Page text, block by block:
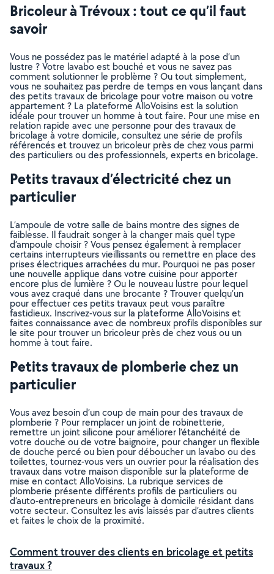
Bricoleur à Trévoux : tout ce qu’il faut
savoir
Vous ne possédez pas le matériel adapté à la pose d’un
lustre ? Votre lavabo est bouché et vous ne savez pas
comment solutionner le problème ? Ou tout simplement,
vous ne souhaitez pas perdre de temps en vous lançant dans
des petits travaux de bricolage pour votre maison ou votre
appartement ? La plateforme AlloVoisins est la solution
idéale pour trouver un homme à tout faire. Pour une mise en
relation rapide avec une personne pour des travaux de
bricolage à votre domicile, consultez une série de profils
référencés et trouvez un bricoleur près de chez vous parmi
des particuliers ou des professionnels, experts en bricolage.
Petits travaux d’électricité chez un
particulier
L’ampoule de votre salle de bains montre des signes de
faiblesse. Il faudrait songer à la changer mais quel type
d’ampoule choisir ? Vous pensez également à remplacer
certains interrupteurs vieillissants ou remettre en place des
prises électriques arrachées du mur. Pourquoi ne pas poser
une nouvelle applique dans votre cuisine pour apporter
encore plus de lumière ? Ou le nouveau lustre pour lequel
vous avez craqué dans une brocante ? Trouver quelqu’un
pour effectuer ces petits travaux peut vous paraître
fastidieux. Inscrivez-vous sur la plateforme AlloVoisins et
faites connaissance avec de nombreux profils disponibles sur
le site pour trouver un bricoleur près de chez vous ou un
homme à tout faire.
Petits travaux de plomberie chez un
particulier
Vous avez besoin d’un coup de main pour des travaux de
plomberie ? Pour remplacer un joint de robinetterie,
remettre un joint silicone pour améliorer l’étanchéité de
votre douche ou de votre baignoire, pour changer un flexible
de douche percé ou bien pour déboucher un lavabo ou des
toilettes, tournez-vous vers un ouvrier pour la réalisation des
travaux dans votre maison disponible sur la plateforme de
mise en contact AlloVoisins. La rubrique services de
plomberie présente différents profils de particuliers ou
d’auto-entrepreneurs en bricolage à domicile résidant dans
votre secteur. Consultez les avis laissés par d’autres clients
et faites le choix de la proximité.
Comment trouver des clients en bricolage et petits
travaux ?